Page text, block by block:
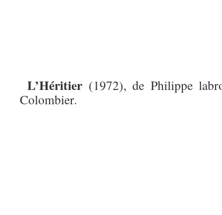
L’Héritier (1972), de Philippe
Colombier.